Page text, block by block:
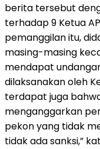
berita tersebut
terhadap 9 Ketua
pemanggilan itu,
masing-masing
mendapat
dilaksanakan oleh
terdapat juga
menganggarkan
pekon yang tidak
tidak ada sanksi,”